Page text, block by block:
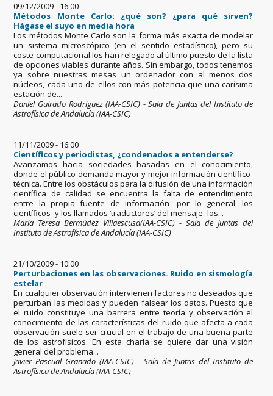
09/12/2009 - 16:00
Métodos Monte Carlo: ¿qué son? ¿para qué sirven?
Hágase el suyo en media hora
Los métodos Monte Carlo son la forma más exacta de modelar
un sistema microscópico (en el sentido estadístico), pero su
coste computacional los han relegado al último puesto de la lista
de opciones viables durante años. Sin embargo, todos tenemos
ya sobre nuestras mesas un ordenador con al menos dos
núcleos, cada uno de ellos con más potencia que una carísima
estación de...
Daniel Guirado Rodríguez (IAA-CSIC) - Sala de Juntas del Instituto de
Astrofísica de Andalucía (IAA-CSIC)
11/11/2009 - 16:00
Científicos y periodistas, ¿condenados a entenderse?
Avanzamos hacia sociedades basadas en el conocimiento,
donde el público demanda mayor y mejor información científico-
técnica. Entre los obstáculos para la difusión de una información
científica de calidad se encuentra la falta de entendimiento
entre la propia fuente de información -por lo general, los
científicos- y los llamados ‘traductores’ del mensaje -los...
María Teresa Bermúdez Villaescusa(IAA-CSIC) - Sala de Juntas del
Instituto de Astrofísica de Andalucía (IAA-CSIC)
21/10/2009 - 10:00
Perturbaciones en las observaciones. Ruido en sismología
estelar
En cualquier observación intervienen factores no deseados que
perturban las medidas y pueden falsear los datos. Puesto que
el ruido constituye una barrera entre teoría y observación el
conocimiento de las características del ruido que afecta a cada
observación suele ser crucial en el trabajo de una buena parte
de los astrofísicos. En esta charla se quiere dar una visión
general del problema...
Javier Pascual Granado (IAA-CSIC) - Sala de Juntas del Instituto de
Astrofísica de Andalucía (IAA-CSIC)